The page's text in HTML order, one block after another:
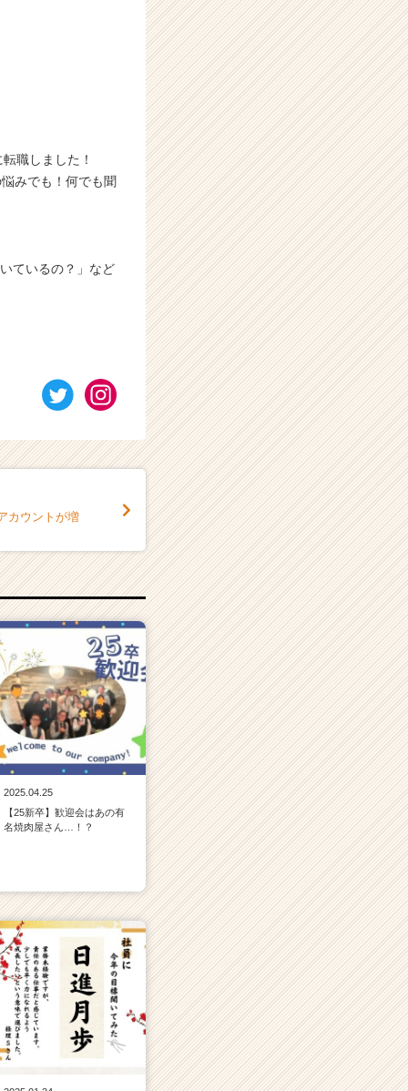
職しました！
みでも！何でも聞
ているの？」など
カウントが増
2025.04.25
【25新卒】歓迎会はあの有
名焼肉屋さん…！？